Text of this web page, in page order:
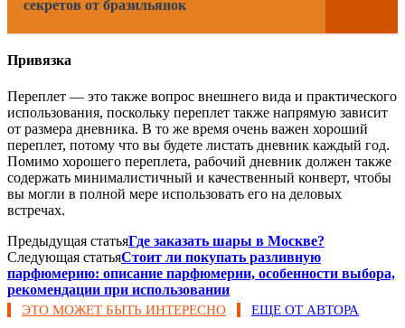
секретов от бразильянок
Привязка
Переплет — это также вопрос внешнего вида и практического
использования, поскольку переплет также напрямую зависит
от размера дневника. В то же время очень важен хороший
переплет, потому что вы будете листать дневник каждый год.
Помимо хорошего переплета, рабочий дневник должен также
содержать минималистичный и качественный конверт, чтобы
вы могли в полной мере использовать его на деловых
встречах.
Предыдущая статьяГде заказать шары в Москве?
Следующая статьяСтоит ли покупать разливную
парфюмерию: описание парфюмерии, особенности выбора,
рекомендации при использовании
ЭТО МОЖЕТ БЫТЬ ИНТЕРЕСНО ЕЩЕ ОТ АВТОРА